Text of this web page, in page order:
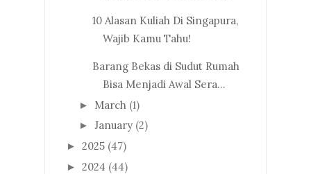
10 Alasan Kuliah Di Singapura,
Wajib Kamu Tahu!
Barang Bekas di Sudut Rumah
Bisa Menjadi Awal Sera...
► March (1)
► January (2)
► 2025 (47)
► 2024 (44)